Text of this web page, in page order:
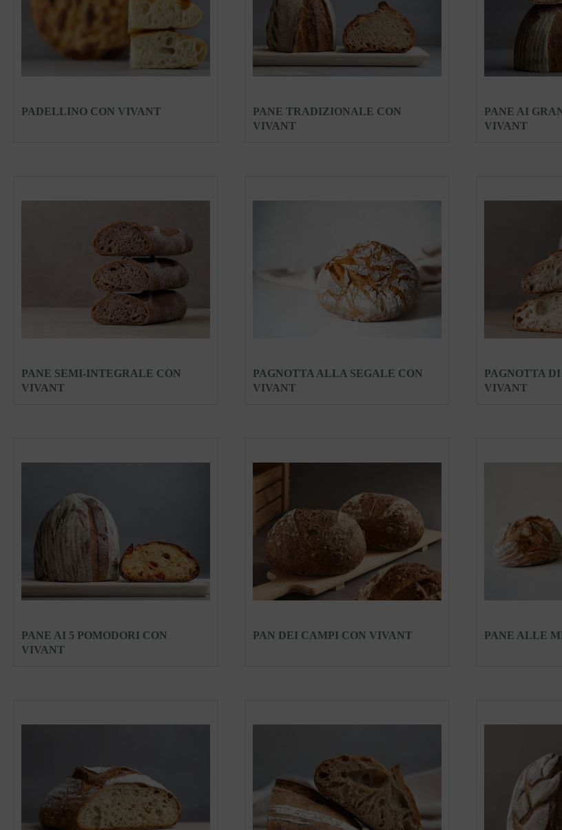
PADELLINO CON VIVANT
PANE TRADIZIONALE CON
VIVANT
PANE AI
VIVANT
PANE SEMI-INTEGRALE CON
VIVANT
PAGNOTTA ALLA SEGALE CON
VIVANT
PAGNOTTA
VIVANT
PANE AI 5 POMODORI CON
VIVANT
PAN DEI CAMPI CON VIVANT PANE ALLE